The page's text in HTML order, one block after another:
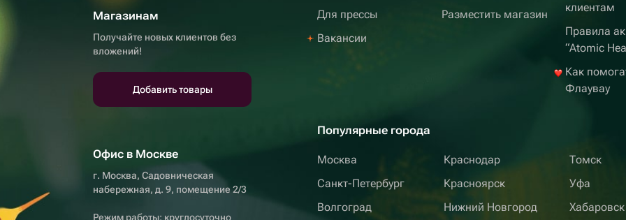
Магазинам
Получайте новых клиентов без
вложений!
Добавить товары
Офис в Москве
г. Москва, Садовническая
набережная, д. 9, помещение 2/3
Режим работы: круглосуточно
Для прессы
Вакансии
Разместить магазин
клиентам
Правила
“Atomic
Как
Флаувау
Популярные города
Москва
Санкт-Петербург
Волгоград
Краснодар
Красноярск
Нижний Новгород
Томск
Уфа
Хабаровск